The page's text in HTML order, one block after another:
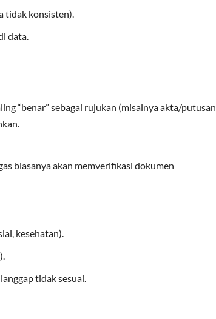
tidak konsisten).
data.
“benar” sebagai rujukan (misalnya akta/putusan
biasanya akan memverifikasi dokumen
kesehatan).
tidak sesuai.